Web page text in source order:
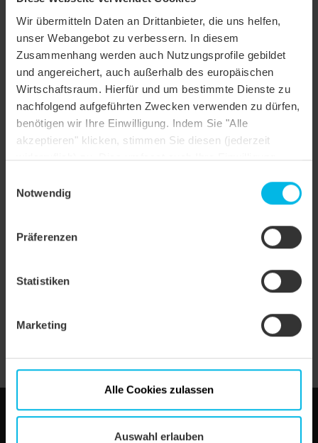
Wir übermitteln Daten an Drittanbieter, die uns helfen,
unser Webangebot zu verbessern. In diesem
Zusammenhang werden auch Nutzungsprofile gebildet
und angereichert, auch außerhalb des europäischen
Wirtschaftsraum. Hierfür und um bestimmte Dienste zu
nachfolgend aufgeführten Zwecken verwenden zu dürfen,
benötigen wir Ihre Einwilligung. Indem Sie "Alle
akzeptieren" klicken, stimmen Sie diesen (jederzeit
widerruflich) zu. Dies umfasst auch Ihre Einwilligung
Einstellungen ändern oder die Datenverarbeitung
Notwendig
Präferenzen
Statistiken
Marketing
Alle Cookies zulassen
Auswahl erlauben
Bestellformular Mansardziegel
Bestellformular Knickziegel
Bestellformular Pultziegel TDZ
Lieferbedingungen 2021 CH-DE
Lieferbedingungen 2021 CH-FR
Lieferbedingungen 2021 CH-IT
Wienerberger GmbH